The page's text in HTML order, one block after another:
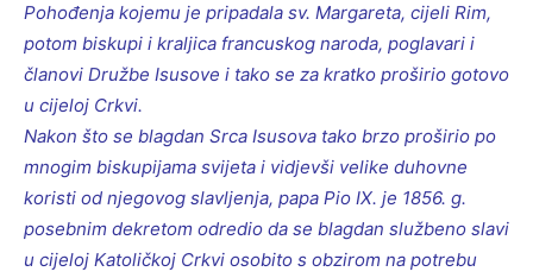
Pohođenja kojemu je pripadala sv. Margareta, cijeli Rim,
potom biskupi i kraljica francuskog naroda, poglavari i
članovi Družbe Isusove i tako se za kratko proširio gotovo
u cijeloj Crkvi.
Nakon što se blagdan Srca Isusova tako brzo proširio po
mnogim biskupijama svijeta i vidjevši velike duhovne
koristi od njegovog slavljenja, papa Pio IX. je 1856. g.
posebnim dekretom odredio da se blagdan službeno slavi
u cijeloj Katoličkoj Crkvi osobito s obzirom na potrebu